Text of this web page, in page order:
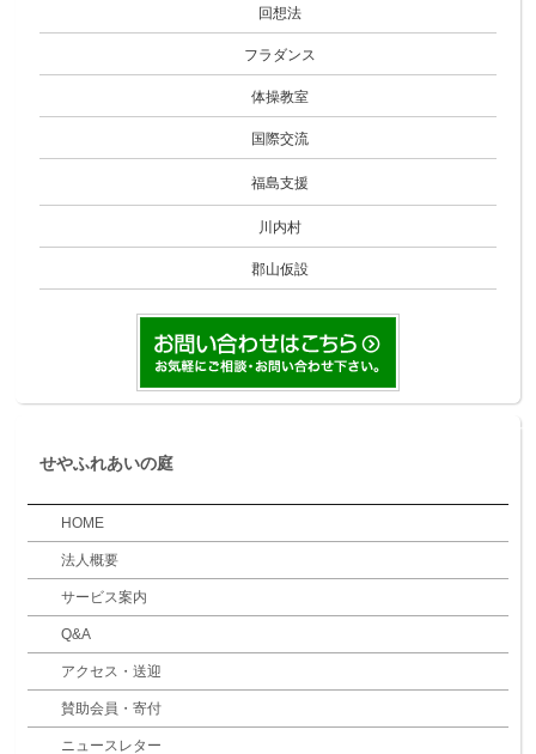
回想法
フラダンス
体操教室
国際交流
福島支援
川内村
郡山仮設
せやふれあいの庭
HOME
法人概要
サービス案内
Q&A
アクセス・送迎
賛助会員・寄付
ニュースレター